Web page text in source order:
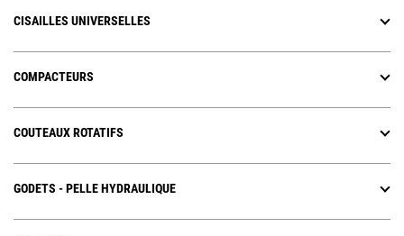
CISAILLES UNIVERSELLES
COMPACTEURS
COUTEAUX ROTATIFS
GODETS - PELLE HYDRAULIQUE